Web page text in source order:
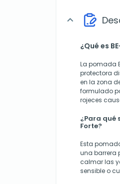
expand_more
¿Qué es
La pomada
protectora
en la zona
formulado
rojeces
¿Para qué
Forte?
Esta
una barrera
calmar las
sensible o